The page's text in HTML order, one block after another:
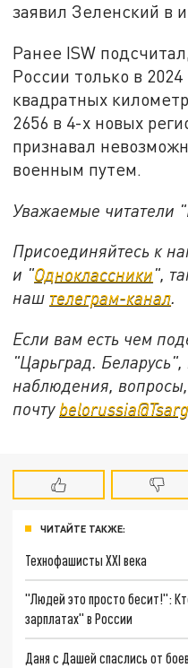
заявил Зеленский в
Ранее ISW
России только в
квадратных
2656 в 4-х новых
признавал
военным путем.
Уважаемые читатели
Присоединяйтесь к
и "Одноклассники",
наш телеграм-канал.
Если вам есть чем
"Царьград.
наблюдения,
почту
ЧИТАЙТЕ ТАКЖЕ:
Технофашисты XXI века
"Людей это просто бесит!":
зарплатах" в России
Даня с Дашей спаслись от